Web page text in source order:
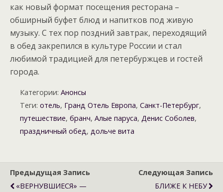
как новый формат посещения ресторана –
обширный буфет блюд и напитков под живую
музыку. С тех пор поздний завтрак, переходящий
в обед закрепился в культуре России и стал
любимой традицией для петербуржцев и гостей
города.
Категории: Анонсы
Теги: отель, Гранд Отель Европа, Санкт-Петербург,
путешествие, бранч, Алые паруса, Денис Соболев,
праздничный обед, дольче вита
Предыдущая Запись
«ВЕРНУВШИЕСЯ» —
Следующая Запись
БЛИЖЕ К НЕБУ